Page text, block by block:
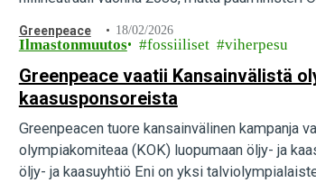
Greenpeace 18/02/2026
Ilmastonmuutos fossiiliset viherpesu
Greenpeace vaatii Kansainvälistä
kaasusponsoreista
Greenpeacen tuore kansainvälinen kampanja
olympiakomiteaa (KOK) luopumaan öljy- ja
öljy- ja kaasuyhtiö Eni on yksi